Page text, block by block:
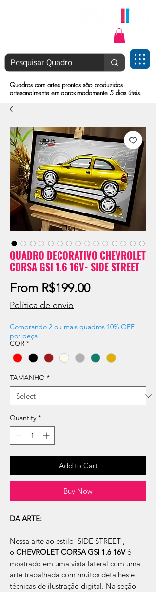
Quadros com artes prontas são produzidos
artesanalmente em aproximadamente 5 dias úteis.
QUADRO DECORATIVO CHEVROLET
CORSA GSI 1.6 16V- SIDE STREET
From R$199.00Sale
Política de envio
Comprando 2 ou mais quadros 10% OFF
por peça!
COR *
TAMANHO *
Quantity *
Add to Cart
Buy Now
DA ARTE:
Nessa arte ao estilo SIDE STREET ,
o CHEVROLET CORSA GSI 1.6 16Vé
mostrado em uma vista lateral com uma
arte trabalhada com muitos detalhes e
técnicas de ilustração digital. Na seção